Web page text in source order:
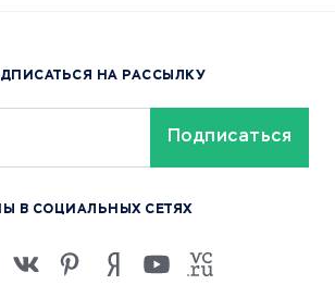
НА РАССЫЛКУ
В СОЦИАЛЬНЫХ СЕТЯХ